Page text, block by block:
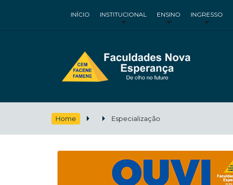
INÍCIO INSTITUCIONAL ENSINO INGRESSO
Home Especialização